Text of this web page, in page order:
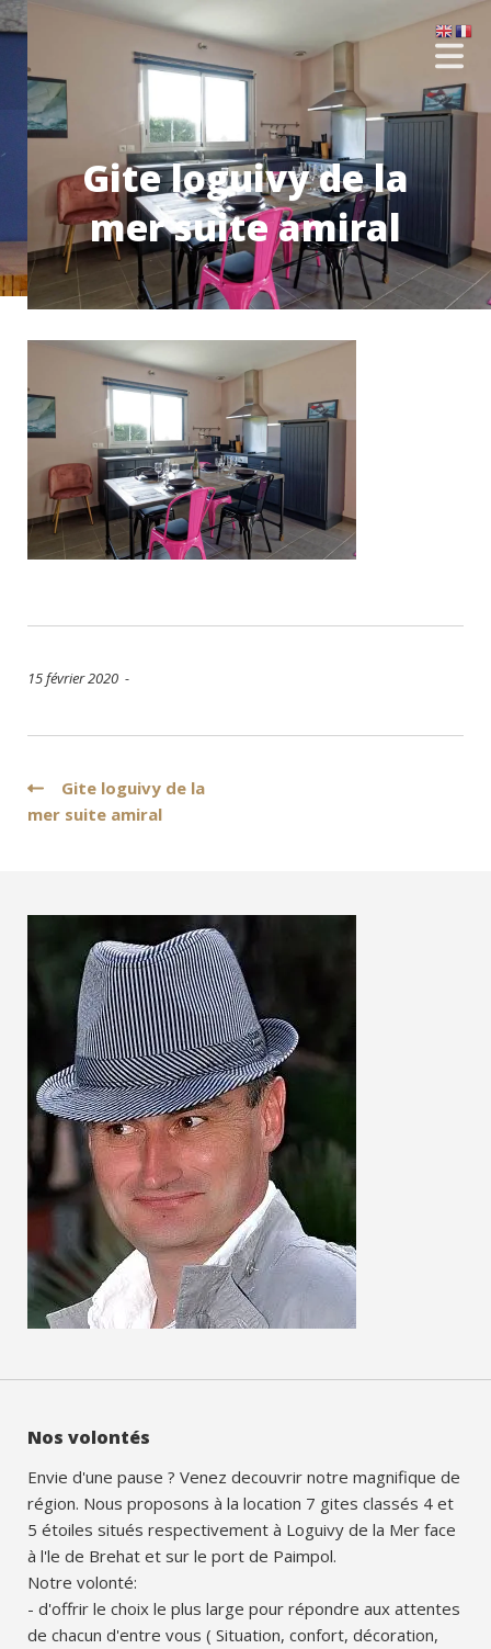
Gite loguivy de la
mer suite amiral
15 février 2020 -
Navigation
de
Gite loguivy de la
mer suite amiral
Nos volontés
Envie d'une pause ? Venez decouvrir notre magnifique de
région. Nous proposons à la location 7 gites classés 4 et
5 étoiles situés respectivement à Loguivy de la Mer face
à l'le de Brehat et sur le port de Paimpol.
Notre volonté:
- d'offrir le choix le plus large pour répondre aux attentes
de chacun d'entre vous ( Situation, confort, décoration,